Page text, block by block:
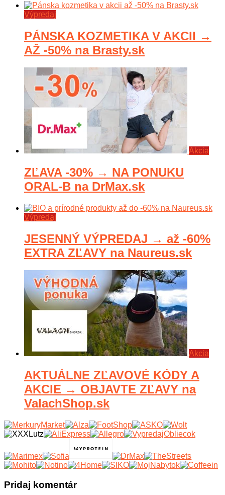
Výpredaj
PÁNSKA KOZMETIKA V AKCII →
AŽ -50% na Brasty.sk
Akcia
ZĽAVA -30% → NA PONUKU
ORAL-B na DrMax.sk
Výpredaj
JESENNÝ VÝPREDAJ → až -60%
EXTRA ZĽAVY na Naureus.sk
Akcia
AKTUÁLNE ZĽAVOVÉ KÓDY A
AKCIE → OBJAVTE ZĽAVY na
ValachShop.sk
Pridaj komentár